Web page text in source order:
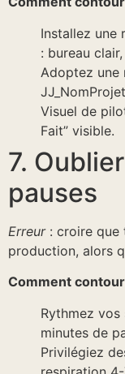
Installez une
: bureau
Adoptez une
Visuel de
Fait” visible.
7.
pauses
Erreur: croire que
production, alors
Comment
Rythmez
minutes de
Privilégiez